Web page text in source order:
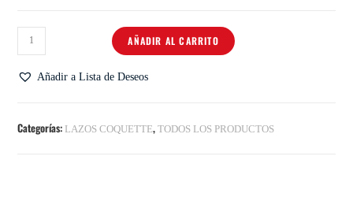
AÑADIR AL CARRITO
Añadir a Lista de Deseos
Categorías: LAZOS COQUETTE,TODOS LOS PRODUCTOS